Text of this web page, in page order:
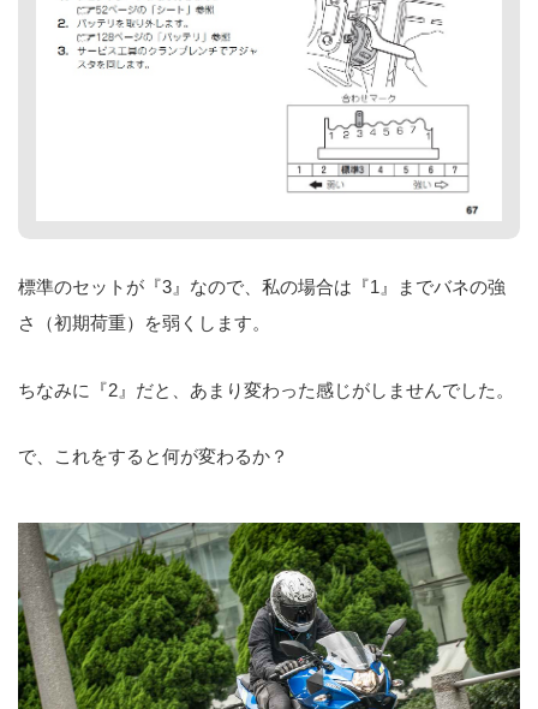
標準のセットが『3』なので、私の場合は『1』までバネの強
さ（初期荷重）を弱くします。
ちなみに『2』だと、あまり変わった感じがしませんでした。
で、これをすると何が変わるか？